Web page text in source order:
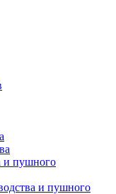
и пушного
и пушного